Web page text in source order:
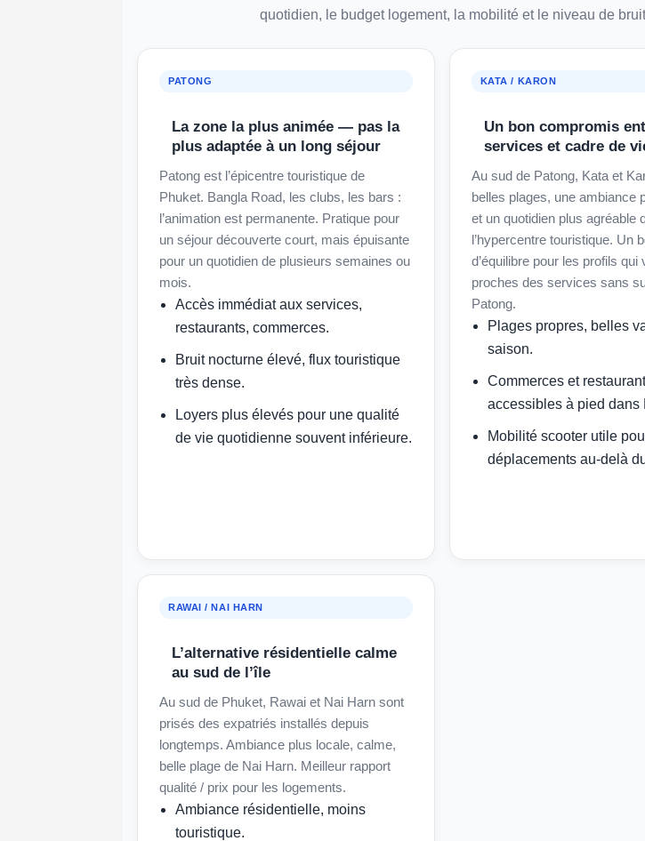
quotidien, le budget logement, la mobilité et le niveau de
PATONG
La zone la plus animée — pas la
plus adaptée à un long séjour
Patong est l’épicentre touristique de
Phuket. Bangla Road, les clubs, les bars :
l’animation est permanente. Pratique pour
un séjour découverte court, mais épuisante
pour un quotidien de plusieurs semaines ou
mois.
Accès immédiat aux services,
restaurants, commerces.
Bruit nocturne élevé, flux touristique
très dense.
Loyers plus élevés pour une qualité
de vie quotidienne souvent inférieure.
KATA / KARON
Un bon compromis
services et cadre de
Au sud de Patong, Kata et
belles plages, une ambiance
et un quotidien plus agréable
l’hypercentre touristique. Un
d’équilibre pour les profils qui
proches des services sans
Patong.
Plages propres, belles
saison.
Commerces et
accessibles à pied dans
Mobilité scooter utile
déplacements au-delà
RAWAI / NAI HARN
L’alternative résidentielle calme
au sud de l’île
Au sud de Phuket, Rawai et Nai Harn sont
prisés des expatriés installés depuis
longtemps. Ambiance plus locale, calme,
belle plage de Nai Harn. Meilleur rapport
qualité / prix pour les logements.
Ambiance résidentielle, moins
touristique.